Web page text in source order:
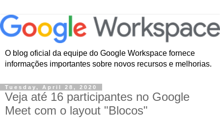
O blog oficial da equipe do Google Workspace fornece
informações importantes sobre novos recursos e melhorias.
Tuesday, April 28, 2020
Veja até 16 participantes no Google
Meet com o layout "Blocos"